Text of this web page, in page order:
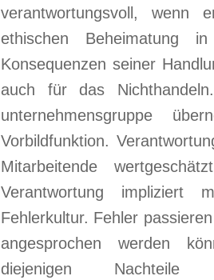
verantwortungsvoll,
ethischen Beheimatung
Konsequenzen seiner
auch für das
unternehmensgruppe
Vorbildfunktion.
Mitarbeitende
Verantwortung impliziert
Fehlerkultur. Fehler
angesprochen werden
diejenigen